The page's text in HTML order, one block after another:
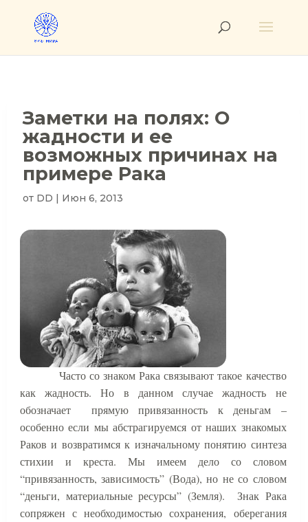
Заметки на полях: О
жадности и ее
возможных причинах на
примере Рака
от DD | Июн 6, 2013
Часто со знаком Рака связывают такое качество
как жадность. Но в данном случае жадность не
обозначает
прямую привязанность к деньгам –
особенно если мы абстрагируемся от наших знакомых
Раков и возвратимся к изначальному понятию синтеза
стихии и креста. Мы имеем дело со словом
“привязанность, зависимость” (Вода), но не со словом
“деньги, материальные ресурсы” (Земля).
Знак Рака
сопряжен с необходимостью сохранения, оберегания